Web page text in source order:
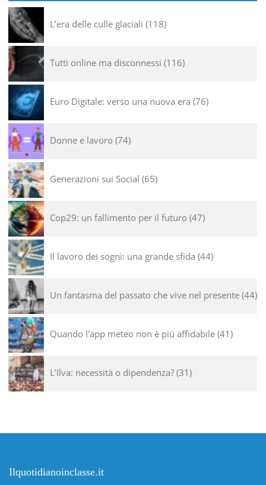
L’era delle culle glaciali 118
Tutti online ma disconnessi 116
Euro Digitale: verso una nuova era 76
Donne e lavoro 74
Generazioni sui Social 65
Cop29: un fallimento per il futuro 47
Il lavoro dei sogni: una grande sfida 44
Un fantasma del passato che vive nel presente 44
Quando l'app meteo non è più affidabile 41
L’Ilva: necessità o dipendenza? 31
Ilquotidianoinclasse.it